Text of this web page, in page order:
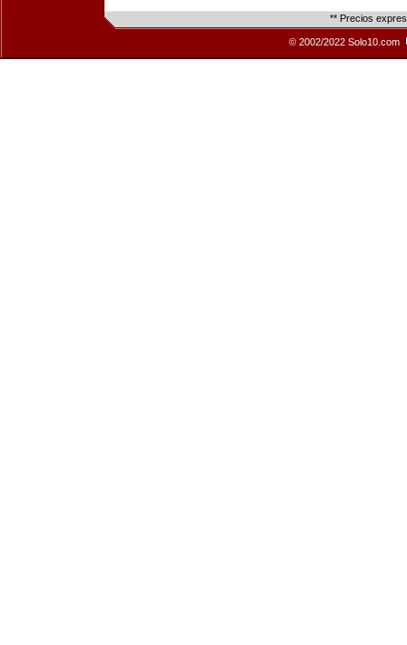
** Precios
© 2002/2022 Solo10.com